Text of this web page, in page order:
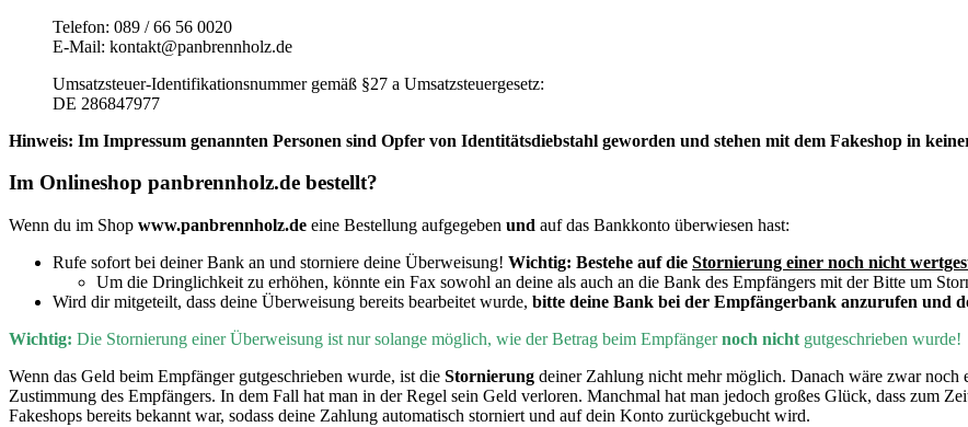
Telefon: 089 / 66 56 0020
E-Mail: kontakt@panbrennholz.de
Umsatzsteuer-Identifikationsnummer gemäß §27 a Umsatzsteuergesetz:
DE 286847977
Hinweis: Im Impressum genannten Personen sind Opfer von Identitätsdiebstahl geworden und stehen mit dem Fakeshop in
Im Onlineshop panbrennholz.de bestellt?
Wenn du im Shop www.panbrennholz.de eine Bestellung aufgegeben und auf das Bankkonto überwiesen hast:
Rufe sofort bei deiner Bank an und storniere deine Überweisung! Wichtig: Bestehe auf die Stornierung einer noch nicht
Um die Dringlichkeit zu erhöhen, könnte ein Fax sowohl an deine als auch an die Bank des Empfängers mit der Bitte um
Wird dir mitgeteilt, dass deine Überweisung bereits bearbeitet wurde, bitte deine Bank bei der Empfängerbank anzurufen und
Wichtig: Die Stornierung einer Überweisung ist nur solange möglich, wie der Betrag beim Empfängernoch nicht gutgeschrieben wurde!
Wenn das Geld beim Empfänger gutgeschrieben wurde, ist die Stornierung deiner Zahlung nicht mehr möglich. Danach wäre zwar noch
Zustimmung des Empfängers. In dem Fall hat man in der Regel sein Geld verloren. Manchmal hat man jedoch großes Glück, dass zum
Fakeshops bereits bekannt war, sodass deine Zahlung automatisch storniert und auf dein Konto zurückgebucht wird.